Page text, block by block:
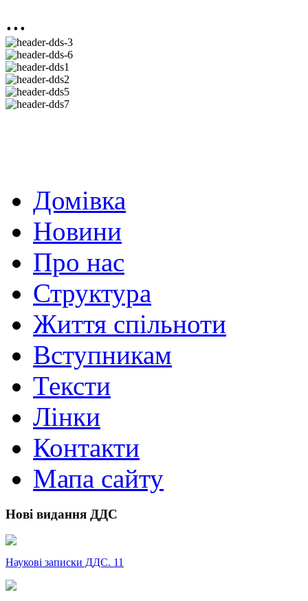
...
Домівка
Новини
Про нас
Структура
Життя спільноти
Вступникам
Тексти
Лінки
Контакти
Мапа сайту
Нові видання ДДС
Наукові записки ДДС. 11